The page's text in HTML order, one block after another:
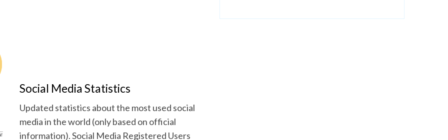
Social Media Statistics
Updated statistics about the most used social
media in the world (only based on official
information). Social Media Registered Users